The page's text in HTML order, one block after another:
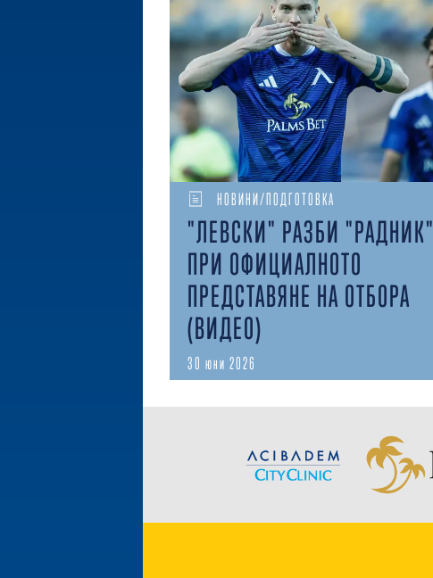
НОВИНИ/ПОДГОТОВКА
"ЛЕВСКИ" РАЗБИ "РАДНИК"
ПРИ ОФИЦИАЛНОТО
ПРЕДСТАВЯНЕ НА ОТБОРА
(ВИДЕО)
30 юни 2026